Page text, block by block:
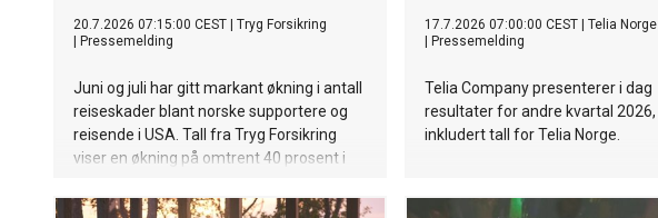
20.7.2026 07:15:00 CEST
Tryg Forsikring
Pressemelding
Juni og juli har gitt markant økning i antall
reiseskader blant norske supportere og
reisende i USA. Tall fra Tryg Forsikring
viser en økning på omtrent 40 prosent i
periode i fjor.
17.7.2026 07:00:00 CEST
Telia Norge
Pressemelding
Telia Company presenterer i dag
resultater for andre kvartal 2026,
inkludert tall for Telia Norge.